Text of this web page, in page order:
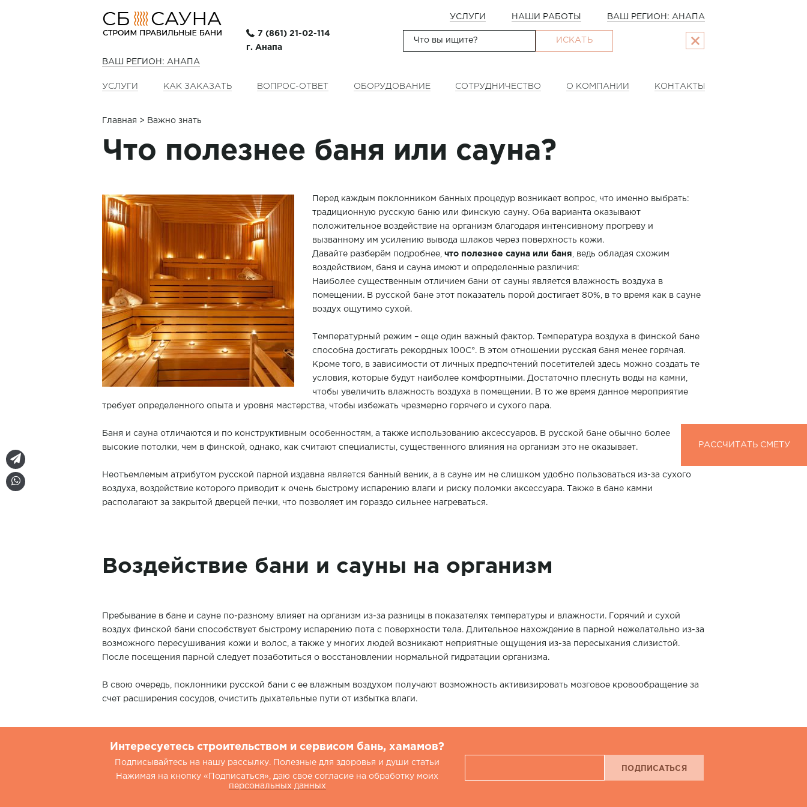
УСЛУГИ НАШИ РАБОТЫ ВАШ РЕГИОН: АНАПА
ИСКАТЬ
7 (861) 21-02-114
г. Анапа
ВАШ РЕГИОН: АНАПА
УСЛУГИ КАК ЗАКАЗАТЬ ВОПРОС-ОТВЕТ ОБОРУДОВАНИЕ СОТРУДНИЧЕСТВО О КОМПАНИИ КОНТАКТЫ
РАССЧИТАТЬ СМЕТУ
РАССЧИТАТЬ СМЕТУ
Главная > Важно знать
Что полезнее баня или сауна?
Перед каждым поклонником банных процедур возникает вопрос, что именно выбрать:
традиционную русскую баню или финскую сауну. Оба варианта оказывают
положительное воздействие на организм благодаря интенсивному прогреву и
вызванному им усилению вывода шлаков через поверхность кожи.
Давайте разберём подробнее, что полезнее сауна или баня
, ведь обладая схожим
воздействием, баня и сауна имеют и определенные различия:
Наиболее существенным отличием бани от сауны является влажность воздуха в
помещении. В русской бане этот показатель порой достигает 80%, в то время как в сауне
воздух ощутимо сухой.
Температурный режим – еще один важный фактор. Температура воздуха в финской бане
способна достигать рекордных 100С°. В этом отношении русская баня менее горячая.
Кроме того, в зависимости от личных предпочтений посетителей здесь можно создать те
условия, которые будут наиболее комфортными. Достаточно плеснуть воды на камни,
чтобы увеличить влажность воздуха в помещении. В то же время данное мероприятие
требует определенного опыта и уровня мастерства, чтобы избежать чрезмерно горячего и сухого пара.
Баня и сауна отличаются и по конструктивным особенностям, а также использованию аксессуаров. В русской бане обычно более
высокие потолки, чем в финской, однако, как считают специалисты, существенного влияния на организм это не оказывает.
Неотъемлемым атрибутом русской парной издавна является банный веник, а в сауне им не слишком удобно пользоваться из-за сухого
воздуха, воздействие которого приводит к очень быстрому испарению влаги и риску поломки аксессуара. Также в бане камни
располагают за закрытой дверцей печки, что позволяет им гораздо сильнее нагреваться.
Воздействие бани и сауны на организм
Пребывание в бане и сауне по-разному влияет на организм из-за разницы в показателях температуры и влажности. Горячий и сухой
воздух финской бани способствует быстрому испарению пота с поверхности тела. Длительное нахождение в парной нежелательно из-за
возможного пересушивания кожи и волос, а также у многих людей возникают неприятные ощущения из-за пересыхания слизистой.
После посещения парной следует позаботиться о восстановлении нормальной гидратации организма.
В свою очередь, поклонники русской бани с ее влажным воздухом получают возможность активизировать мозговое кровообращение за
счет расширения сосудов, очистить дыхательные пути от избытка влаги.
Интересуетесь строительством и сервисом бань, хамамов?
Подписывайтесь на нашу рассылку. Полезные для здоровья и души статьи
Нажимая на кнопку «Подписаться», даю свое согласие на обработку моих
персональных данных
ПОДПИСАТЬСЯ